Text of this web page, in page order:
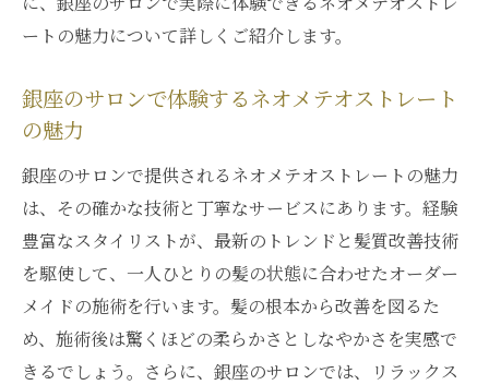
髪の内側から美しさを引き出すネオメテオ
ストレート
髪質改善を求める方に贈るネオメテオストレー
トの体験
メテオストレート
ネオメテオストレートで叶える美しい髪質
髪質改善に悩む方へのネオメテオストレー
トの提案
お客様の声から見るネオメテオストレート
体験
ートの魅力について詳しくご紹介します。
銀座のサロンで体験するネオメテオストレート
の魅力
銀座のサロンで提供されるネオメテオストレートの魅力
は、その確かな技術と丁寧なサービスにあります。経験
豊富なスタイリストが、最新のトレンドと髪質改善技術
を駆使して、一人ひとりの髪の状態に合わせたオーダー
メイドの施術を行います。髪の根本から改善を図るた
め、施術後は驚くほどの柔らかさとしなやかさを実感で
きるでしょう。さらに、銀座のサロンでは、リラックス